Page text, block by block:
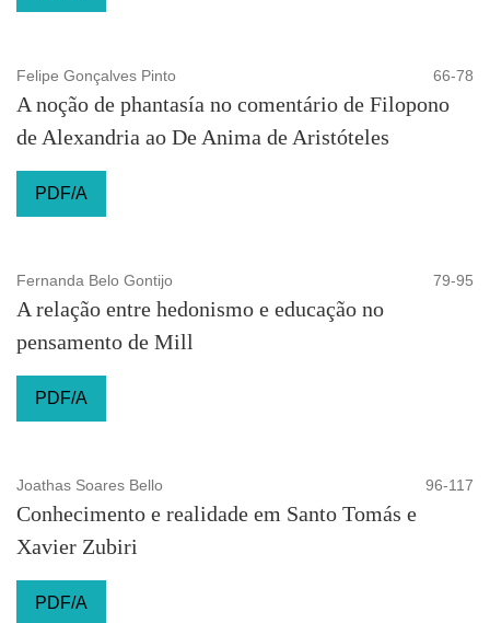
Felipe Gonçalves Pinto 66-78
A noção de phantasía no comentário de Filopono
de Alexandria ao De Anima de Aristóteles
PDF/A
Fernanda Belo Gontijo 79-95
A relação entre hedonismo e educação no
pensamento de Mill
PDF/A
Joathas Soares Bello 96-117
Conhecimento e realidade em Santo Tomás e
Xavier Zubiri
PDF/A